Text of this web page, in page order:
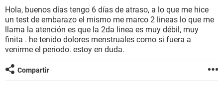
BIENESTAR
SEXUALIDAD
GLOSARIO
Hola, buenos días tengo 6 días de atraso, a lo que me hice
un test de embarazo el mismo me marco 2 lineas lo que me
llama la atención es que la 2da linea es muy débil, muy
finita . he tenido dolores menstruales como si fuera a
venirme el periodo. estoy en duda.
Compartir